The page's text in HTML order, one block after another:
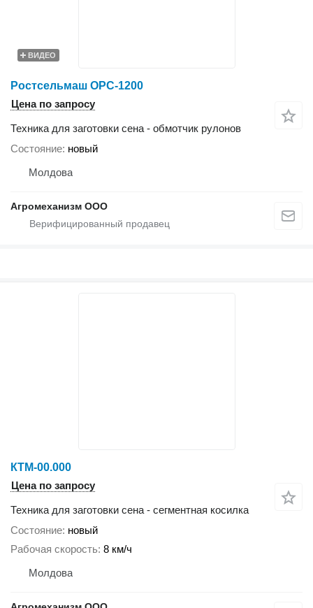
ВИДЕО
Ростсельмаш ОРС-1200
Цена по запросу
Техника для заготовки сена - обмотчик рулонов
Состояние новый
Молдова
Агромеханизм ООО
КТМ-00.000
Цена по запросу
Техника для заготовки сена - сегментная косилка
Состояние новый
Рабочая скорость 8 км/ч
Молдова